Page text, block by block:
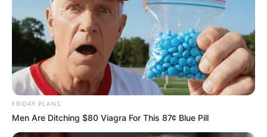
A poszt egyik legerősebb mondata az volt, hogy
Ferencz Orsolya szerint a súlyos választási
vereségnek az ilyen magatartás is okozója volt.
Ez már nemcsak Lázár Jánosról szól. Ez a Fidesz
egész régi működésének kritikája.
Ferencz lényegében azt üzeni: a választók nem
FRIDAY PLANS
Men Are Ditching $80 Viagra For This 87¢ Blue Pill